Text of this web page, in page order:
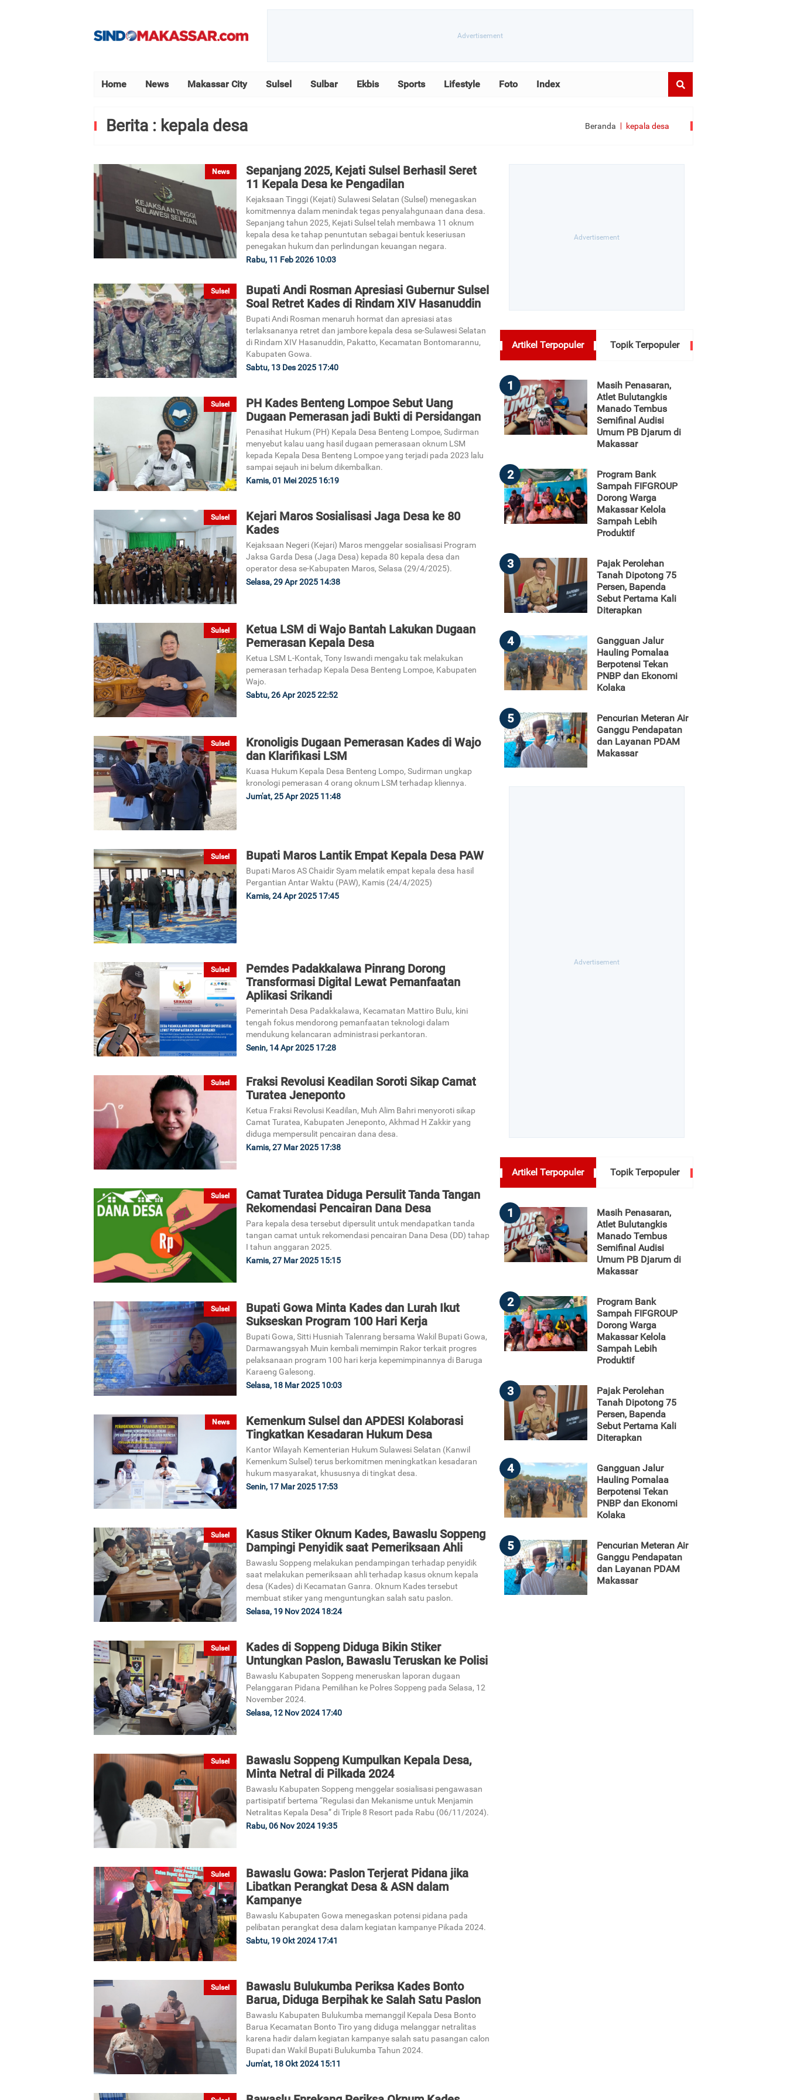
Home News Makassar City Sulsel Sulbar Ekbis Sports Lifestyle Foto Index
Berita : kepala desa Beranda kepala desa
News
Sepanjang 2025, Kejati Sulsel Berhasil Seret
11 Kepala Desa ke Pengadilan
Kejaksaan Tinggi (Kejati) Sulawesi Selatan (Sulsel) menegaskan
komitmennya dalam menindak tegas penyalahgunaan dana desa.
Sepanjang tahun 2025, Kejati Sulsel telah membawa 11 oknum
kepala desa ke tahap penuntutan sebagai bentuk keseriusan
penegakan hukum dan perlindungan keuangan negara.
Rabu, 11 Feb 2026 10:03
Sulsel
Bupati Andi Rosman Apresiasi Gubernur Sulsel
Soal Retret Kades di Rindam XIV Hasanuddin
Bupati Andi Rosman menaruh hormat dan apresiasi atas
terlaksananya retret dan jambore kepala desa se-Sulawesi Selatan
di Rindam XIV Hasanuddin, Pakatto, Kecamatan Bontomarannu,
Kabupaten Gowa.
Sabtu, 13 Des 2025 17:40
Sulsel
PH Kades Benteng Lompoe Sebut Uang
Dugaan Pemerasan jadi Bukti di Persidangan
Penasihat Hukum (PH) Kepala Desa Benteng Lompoe, Sudirman
menyebut kalau uang hasil dugaan pemerasaan oknum LSM
kepada Kepala Desa Benteng Lompoe yang terjadi pada 2023 lalu
sampai sejauh ini belum dikembalkan.
Kamis, 01 Mei 2025 16:19
Sulsel
Kejari Maros Sosialisasi Jaga Desa ke 80
Kades
Kejaksaan Negeri (Kejari) Maros menggelar sosialisasi Program
Jaksa Garda Desa (Jaga Desa) kepada 80 kepala desa dan
operator desa se-Kabupaten Maros, Selasa (29/4/2025).
Selasa, 29 Apr 2025 14:38
Sulsel
Ketua LSM di Wajo Bantah Lakukan Dugaan
Pemerasan Kepala Desa
Ketua LSM L-Kontak, Tony Iswandi mengaku tak melakukan
pemerasan terhadap Kepala Desa Benteng Lompoe, Kabupaten
Wajo.
Sabtu, 26 Apr 2025 22:52
Sulsel
Kronoligis Dugaan Pemerasan Kades di Wajo
dan Klarifikasi LSM
Kuasa Hukum Kepala Desa Benteng Lompo, Sudirman ungkap
kronologi pemerasan 4 orang oknum LSM terhadap kliennya.
Jum'at, 25 Apr 2025 11:48
Sulsel Bupati Maros Lantik Empat Kepala Desa PAW
Bupati Maros AS Chaidir Syam melatik empat kepala desa hasil
Pergantian Antar Waktu (PAW), Kamis (24/4/2025)
Kamis, 24 Apr 2025 17:45
Sulsel
Pemdes Padakkalawa Pinrang Dorong
Transformasi Digital Lewat Pemanfaatan
Aplikasi Srikandi
Pemerintah Desa Padakkalawa, Kecamatan Mattiro Bulu, kini
tengah fokus mendorong pemanfaatan teknologi dalam
mendukung kelancaran administrasi perkantoran.
Senin, 14 Apr 2025 17:28
Sulsel
Fraksi Revolusi Keadilan Soroti Sikap Camat
Turatea Jeneponto
Ketua Fraksi Revolusi Keadilan, Muh Alim Bahri menyoroti sikap
Camat Turatea, Kabupaten Jeneponto, Akhmad H Zakkir yang
diduga mempersulit pencairan dana desa.
Kamis, 27 Mar 2025 17:38
Sulsel
Camat Turatea Diduga Persulit Tanda Tangan
Rekomendasi Pencairan Dana Desa
Para kepala desa tersebut dipersulit untuk mendapatkan tanda
tangan camat untuk rekomendasi pencairan Dana Desa (DD) tahap
I tahun anggaran 2025.
Kamis, 27 Mar 2025 15:15
Sulsel
Bupati Gowa Minta Kades dan Lurah Ikut
Sukseskan Program 100 Hari Kerja
Bupati Gowa, Sitti Husniah Talenrang bersama Wakil Bupati Gowa,
Darmawangsyah Muin kembali memimpin Rakor terkait progres
pelaksanaan program 100 hari kerja kepemimpinannya di Baruga
Karaeng Galesong.
Selasa, 18 Mar 2025 10:03
News
Kemenkum Sulsel dan APDESI Kolaborasi
Tingkatkan Kesadaran Hukum Desa
Kantor Wilayah Kementerian Hukum Sulawesi Selatan (Kanwil
Kemenkum Sulsel) terus berkomitmen meningkatkan kesadaran
hukum masyarakat, khususnya di tingkat desa.
Senin, 17 Mar 2025 17:53
Sulsel
Kasus Stiker Oknum Kades, Bawaslu Soppeng
Dampingi Penyidik saat Pemeriksaan Ahli
Bawaslu Soppeng melakukan pendampingan terhadap penyidik
saat melakukan pemeriksaan ahli terhadap kasus oknum kepala
desa (Kades) di Kecamatan Ganra. Oknum Kades tersebut
membuat stiker yang menguntungkan salah satu paslon.
Selasa, 19 Nov 2024 18:24
Sulsel
Kades di Soppeng Diduga Bikin Stiker
Untungkan Paslon, Bawaslu Teruskan ke Polisi
Bawaslu Kabupaten Soppeng meneruskan laporan dugaan
Pelanggaran Pidana Pemilihan ke Polres Soppeng pada Selasa, 12
November 2024.
Selasa, 12 Nov 2024 17:40
Sulsel
Bawaslu Soppeng Kumpulkan Kepala Desa,
Minta Netral di Pilkada 2024
Bawaslu Kabupaten Soppeng menggelar sosialisasi pengawasan
partisipatif bertema “Regulasi dan Mekanisme untuk Menjamin
Netralitas Kepala Desa” di Triple 8 Resort pada Rabu (06/11/2024).
Rabu, 06 Nov 2024 19:35
Sulsel
Bawaslu Gowa: Paslon Terjerat Pidana jika
Libatkan Perangkat Desa & ASN dalam
Kampanye
Bawaslu Kabupaten Gowa menegaskan potensi pidana pada
pelibatan perangkat desa dalam kegiatan kampanye Pikada 2024.
Sabtu, 19 Okt 2024 17:41
Sulsel
Bawaslu Bulukumba Periksa Kades Bonto
Barua, Diduga Berpihak ke Salah Satu Paslon
Bawaslu Kabupaten Bulukumba memanggil Kepala Desa Bonto
Barua Kecamatan Bonto Tiro yang diduga melanggar netralitas
karena hadir dalam kegiatan kampanye salah satu pasangan calon
Bupati dan Wakil Bupati Bulukumba Tahun 2024.
Jum'at, 18 Okt 2024 15:11
Artikel Terpopuler Topik Terpopuler
1
Masih Penasaran,
Atlet Bulutangkis
Manado Tembus
Semifinal Audisi
Umum PB Djarum di
Makassar
2
Program Bank
Sampah FIFGROUP
Dorong Warga
Makassar Kelola
Sampah Lebih
Produktif
3
Pajak Perolehan
Tanah Dipotong 75
Persen, Bapenda
Sebut Pertama Kali
Diterapkan
4
Gangguan Jalur
Hauling Pomalaa
Berpotensi Tekan
PNBP dan Ekonomi
Kolaka
5
Pencurian Meteran Air
Ganggu Pendapatan
dan Layanan PDAM
Makassar
Artikel Terpopuler Topik Terpopuler
1
Masih Penasaran,
Atlet Bulutangkis
Manado Tembus
Semifinal Audisi
Umum PB Djarum di
Makassar
2
Program Bank
Sampah FIFGROUP
Dorong Warga
Makassar Kelola
Sampah Lebih
Produktif
3
Pajak Perolehan
Tanah Dipotong 75
Persen, Bapenda
Sebut Pertama Kali
Diterapkan
4
Gangguan Jalur
Hauling Pomalaa
Berpotensi Tekan
PNBP dan Ekonomi
Kolaka
5
Pencurian Meteran Air
Ganggu Pendapatan
dan Layanan PDAM
Makassar